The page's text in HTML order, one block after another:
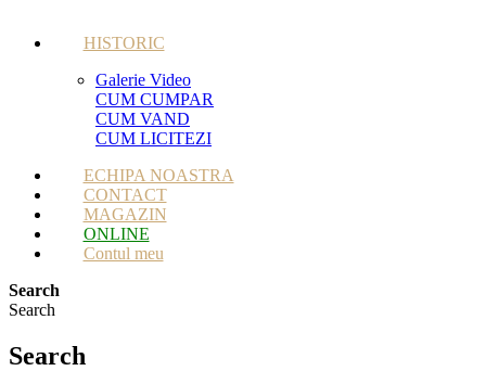
HISTORIC
Galerie Video
CUM CUMPAR
CUM VAND
CUM LICITEZI
ECHIPA NOASTRA
CONTACT
MAGAZIN
ONLINE
Contul meu
Search
Search
Search